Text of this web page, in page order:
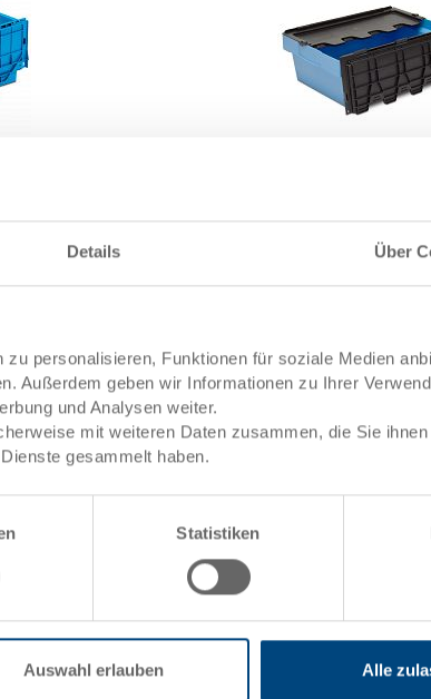
Details Über
personalisieren, Funktionen für soziale Medien
Außerdem geben wir Informationen zu Ihrer
und Analysen weiter.
mit weiteren Daten zusammen, die Sie
gesammelt haben.
Statistiken
Auswahl erlauben Alle
Anfrage
35.25
Schachtelbehälter
Schachtelbehälter
Preis